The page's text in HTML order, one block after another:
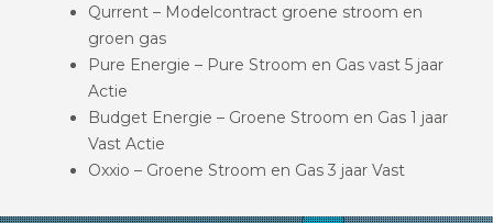
Qurrent – Modelcontract groene stroom en
groen gas
Pure Energie – Pure Stroom en Gas vast 5 jaar
Actie
Budget Energie – Groene Stroom en Gas 1 jaar
Vast Actie
Oxxio – Groene Stroom en Gas 3 jaar Vast